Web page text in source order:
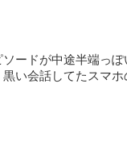
ードが中途半端っ
い会話してたスマ